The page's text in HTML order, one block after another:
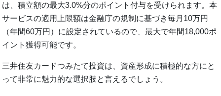
は、積立額の最大3.0%分のポイント付与を受けられます。本
サービスの適用上限額は金融庁の規制に基づき毎月10万円
（年間60万円）に設定されているので、最大で年間18,000ポ
イント獲得可能です。
三井住友カードつみたて投資は、資産形成に積極的な方にと
って非常に魅力的な選択肢と言えるでしょう。